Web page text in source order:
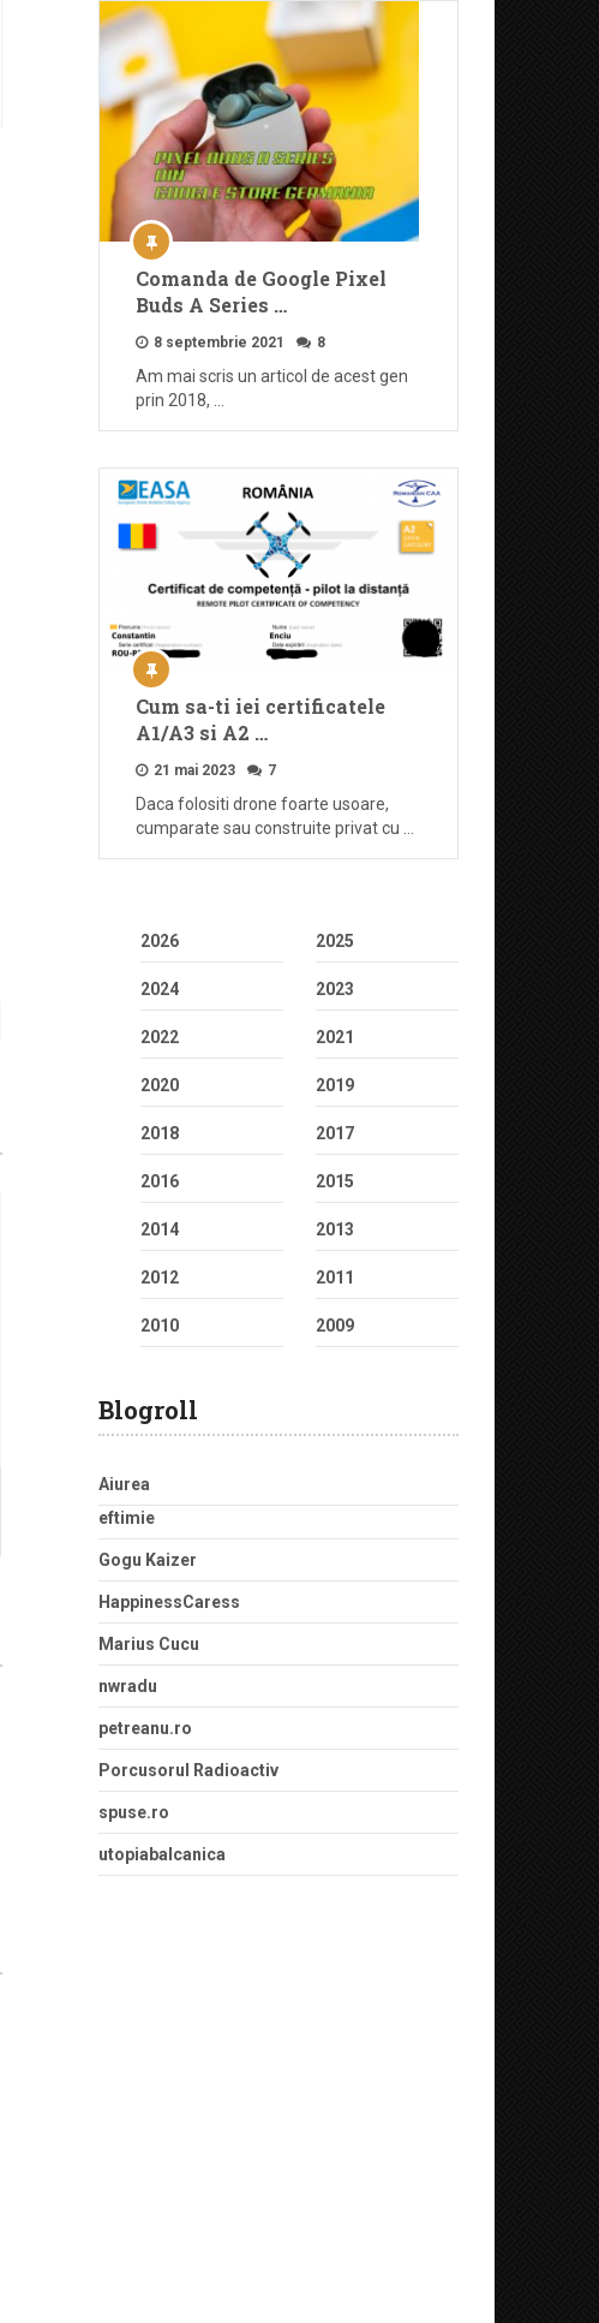
Comanda de Google Pixel
Buds A Series …
8 septembrie 2021 8
Am mai scris un articol de acest gen
prin 2018, …
Cum sa-ti iei certificatele
A1/A3 si A2 …
21 mai 2023 7
Daca folositi drone foarte usoare,
cumparate sau construite privat cu …
2026 2025
2024 2023
2022 2021
2020 2019
2018 2017
2016 2015
2014 2013
2012 2011
2010 2009
Blogroll
Aiurea
eftimie
Gogu Kaizer
HappinessCaress
Marius Cucu
nwradu
petreanu.ro
Porcusorul Radioactiv
spuse.ro
utopiabalcanica